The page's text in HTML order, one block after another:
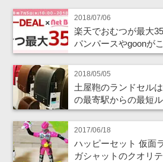
2018/07/06
楽天でおむつが最大
パンパースやgoonが
2018/05/05
土屋鞄のランドセル
の最寄駅からの最短
2017/06/18
ハッピーセット 仮面
ガシャットのクオリ